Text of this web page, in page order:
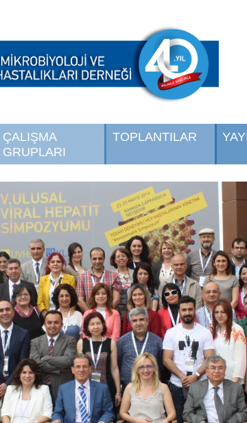
ÇALIŞMA
GRUPLARI
TOPLANTILAR